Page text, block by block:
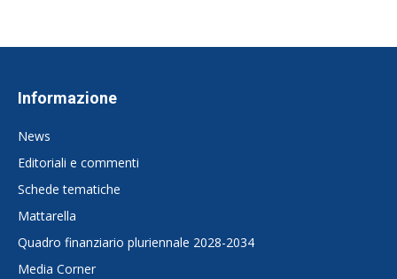
Informazione
News
Editoriali e commenti
Schede tematiche
Mattarella
Quadro finanziario pluriennale 2028-2034
Media Corner